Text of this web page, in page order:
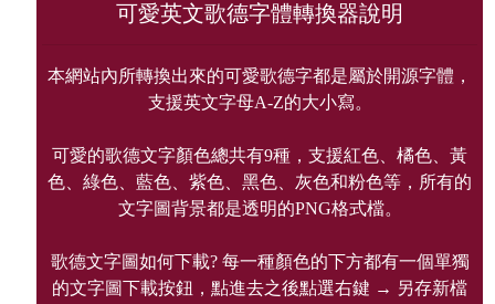
可愛英文歌德字體轉換器說明
本網站內所轉換出來的可愛歌德字都是屬於開源字體，
支援英文字母A-Z的大小寫。
可愛的歌德文字顏色總共有9種，支援紅色、橘色、黃
色、綠色、藍色、紫色、黑色、灰色和粉色等，所有的
文字圖背景都是透明的PNG格式檔。
歌德文字圖如何下載? 每一種顏色的下方都有一個單獨
的文字圖下載按鈕，點進去之後點選右鍵 → 另存新檔